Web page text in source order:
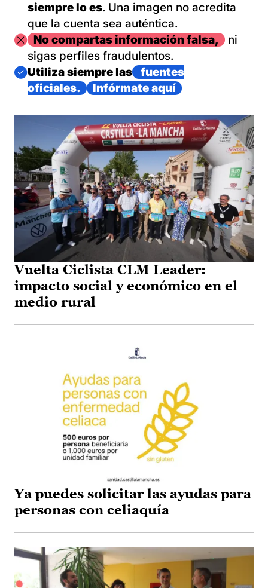
siempre lo es. Una imagen no acredita
que la cuenta sea auténtica.
ImagenNo compartas información falsa,
ni
sigas perfiles fraudulentos.
Imagen
Utiliza siempre las
fuentes
oficiales.
Infórmate aquí
Vuelta Ciclista CLM Leader:
impacto social y económico en el
medio rural
Ya puedes solicitar las ayudas para
personas con celiaquía